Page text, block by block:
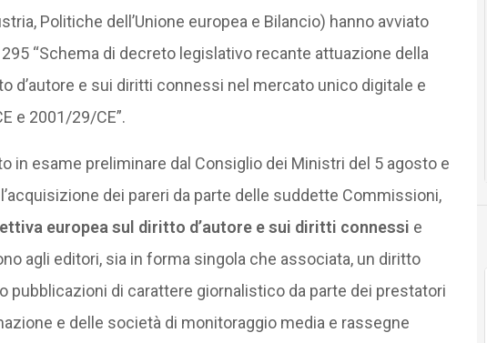
Politiche dell’Unione europea e Bilancio) hanno avviato
295 “Schema di decreto legislativo recante attuazione della
d’autore e sui diritti connessi nel mercato unico digitale e
e 2001/29/CE”.
in esame preliminare dal Consiglio dei Ministri del 5 agosto e
dei pareri da parte delle suddette Commissioni,
europea sul diritto d’autore e sui diritti connessi e
agli editori, sia in forma singola che associata, un diritto
pubblicazioni di carattere giornalistico da parte dei prestatori
e delle società di monitoraggio media e rassegne